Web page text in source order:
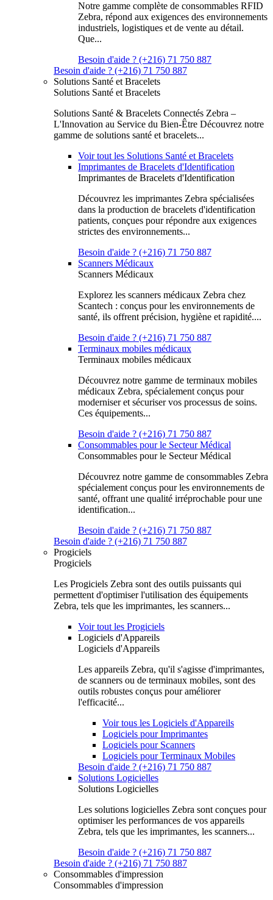
Notre gamme complète de consommables RFID
Zebra, répond aux exigences des environnements
industriels, logistiques et de vente au détail.
Que...
Besoin d'aide ? (+216) 71 750 887
Besoin d'aide ? (+216) 71 750 887
Solutions Santé et Bracelets
Solutions Santé et Bracelets
Solutions Santé & Bracelets Connectés Zebra –
L'Innovation au Service du Bien-Être Découvrez notre
gamme de solutions santé et bracelets...
Voir tout les Solutions Santé et Bracelets
Imprimantes de Bracelets d'Identification
Imprimantes de Bracelets d'Identification
Découvrez les imprimantes Zebra spécialisées
dans la production de bracelets d'identification
patients, conçues pour répondre aux exigences
strictes des environnements...
Besoin d'aide ? (+216) 71 750 887
Scanners Médicaux
Scanners Médicaux
Explorez les scanners médicaux Zebra chez
Scantech : conçus pour les environnements de
santé, ils offrent précision, hygiène et rapidité....
Besoin d'aide ? (+216) 71 750 887
Terminaux mobiles médicaux
Terminaux mobiles médicaux
Découvrez notre gamme de terminaux mobiles
médicaux Zebra, spécialement conçus pour
moderniser et sécuriser vos processus de soins.
Ces équipements...
Besoin d'aide ? (+216) 71 750 887
Consommables pour le Secteur Médical
Consommables pour le Secteur Médical
Découvrez notre gamme de consommables Zebra
spécialement conçus pour les environnements de
santé, offrant une qualité irréprochable pour une
identification...
Besoin d'aide ? (+216) 71 750 887
Besoin d'aide ? (+216) 71 750 887
Progiciels
Progiciels
Les Progiciels Zebra sont des outils puissants qui
permettent d'optimiser l'utilisation des équipements
Zebra, tels que les imprimantes, les scanners...
Voir tout les Progiciels
Logiciels d'Appareils
Logiciels d'Appareils
Les appareils Zebra, qu'il s'agisse d'imprimantes,
de scanners ou de terminaux mobiles, sont des
outils robustes conçus pour améliorer
l'efficacité...
Voir tous les Logiciels d'Appareils
Logiciels pour Imprimantes
Logiciels pour Scanners
Logiciels pour Terminaux Mobiles
Besoin d'aide ? (+216) 71 750 887
Solutions Logicielles
Solutions Logicielles
Les solutions logicielles Zebra sont conçues pour
optimiser les performances de vos appareils
Zebra, tels que les imprimantes, les scanners...
Besoin d'aide ? (+216) 71 750 887
Besoin d'aide ? (+216) 71 750 887
Consommables d'impression
Consommables d'impression